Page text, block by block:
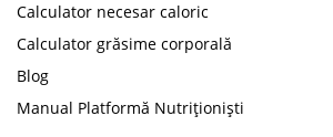
Calculator necesar caloric
Calculator grăsime corporală
Blog
Manual Platformă Nutriționiști